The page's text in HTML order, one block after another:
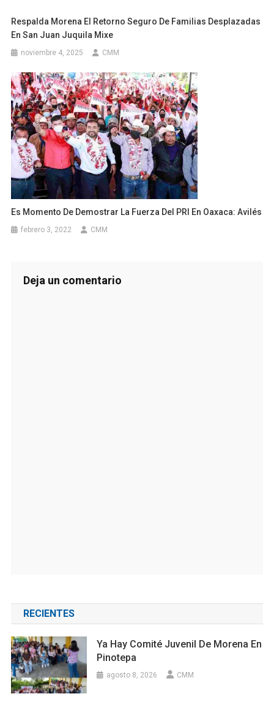
Respalda Morena El Retorno Seguro De Familias Desplazadas
En San Juan Juquila Mixe
noviembre 4, 2025 CMM
Es Momento De Demostrar La Fuerza Del PRI En Oaxaca: Avilés
febrero 3, 2022 CMM
Deja un comentario
RECIENTES
Ya Hay Comité Juvenil De Morena En
Pinotepa
agosto 8, 2026 CMM